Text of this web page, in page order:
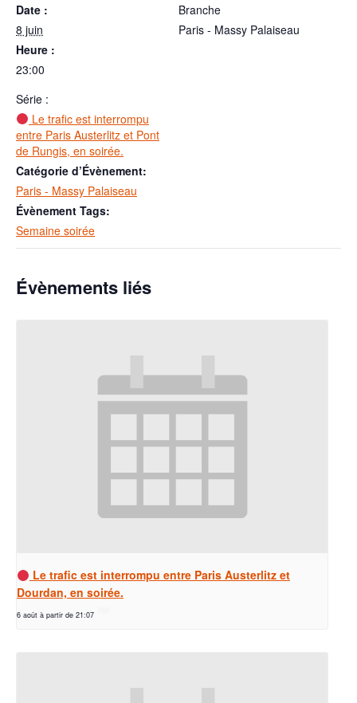
Date :
8 juin
Heure :
23:00
Série :
Le trafic est interrompu
entre Paris Austerlitz et Pont
de Rungis, en soirée.
Catégorie d’Évènement:
Paris - Massy Palaiseau
Évènement Tags:
Semaine soirée
Branche
Paris - Massy Palaiseau
Évènements liés
Le trafic est interrompu entre Paris Austerlitz et
Dourdan, en soirée.
6 août à partir de 21:07